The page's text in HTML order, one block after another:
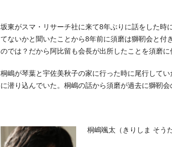
坂東がスマ・リサーチ社に来て8年ぶりに話をした時
てないかと聞いたことから8年前に須磨は獅靭会と付
のでは？だから阿比留も会長が出所したことを須磨に
桐嶋が琴葉と宇佐美秋子の家に行った時に尾行して
に潜り込んでいた。桐嶋の話から須磨が過去に獅靭会
桐嶋颯太（きりしま そ